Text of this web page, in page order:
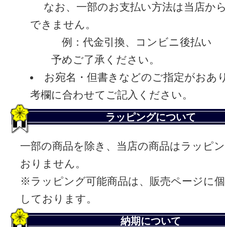
なお、一部のお支払い方法は当店か
できません。
例：代金引換、コンビニ後払い
予めご了承ください。
お宛名・但書きなどのご指定がおあ
考欄に合わせてご記入ください。
ラッピングについて
一部の商品を除き、当店の商品はラッピ
おりません。
※ラッピング可能商品は、販売ページに
しております。
納期について